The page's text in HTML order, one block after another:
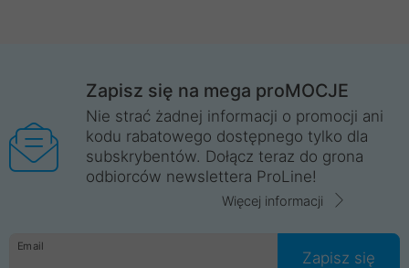
Zapisz się na mega proMOCJE
Nie strać żadnej informacji o promocji ani
kodu rabatowego dostępnego tylko dla
subskrybentów. Dołącz teraz do grona
odbiorców newslettera ProLine!
Więcej informacji
Email
Zapisz się